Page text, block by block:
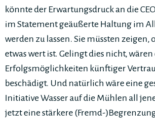
könnte der Erwartungsdruck an die
im Statement geäußerte Haltung im
werden zu lassen. Sie müssten zeigen,
etwas wert ist. Gelingt dies nicht, wären
Erfolgsmöglichkeiten künftiger
beschädigt. Und natürlich wäre eine
Initiative Wasser auf die Mühlen all
jetzt eine stärkere (Fremd-